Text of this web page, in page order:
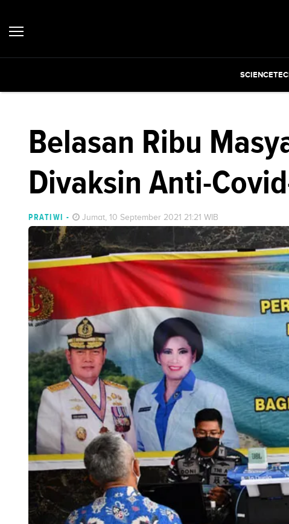
Belasan Ribu
Divaksin Anti-
PRATIWI - Jumat, 10 September 2021 21:21 WIB